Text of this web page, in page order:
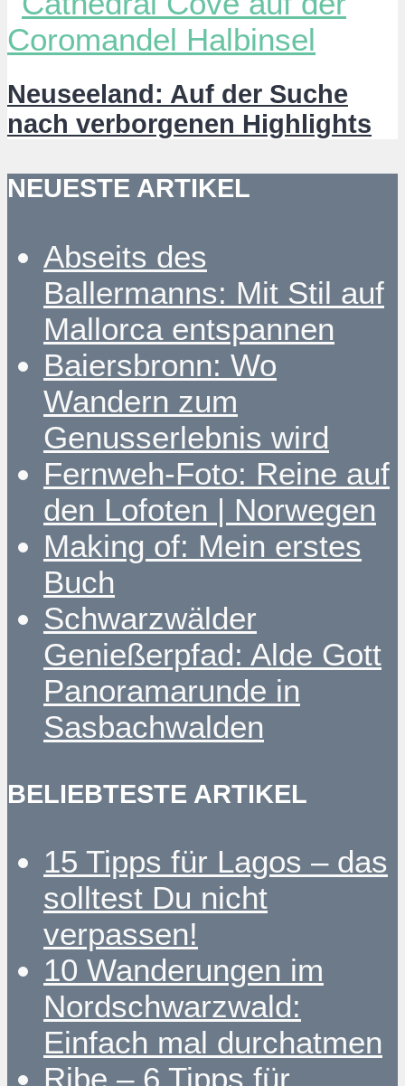
Neuseeland: Auf der Suche
nach verborgenen Highlights
NEUESTE ARTIKEL
Abseits des
Ballermanns: Mit Stil auf
Mallorca entspannen
Baiersbronn: Wo
Wandern zum
Genusserlebnis wird
Fernweh-Foto: Reine auf
den Lofoten | Norwegen
Making of: Mein erstes
Buch
Schwarzwälder
Genießerpfad: Alde Gott
Panoramarunde in
Sasbachwalden
BELIEBTESTE ARTIKEL
15 Tipps für Lagos – das
solltest Du nicht
verpassen!
10 Wanderungen im
Nordschwarzwald:
Einfach mal durchatmen
Ribe – 6 Tipps für